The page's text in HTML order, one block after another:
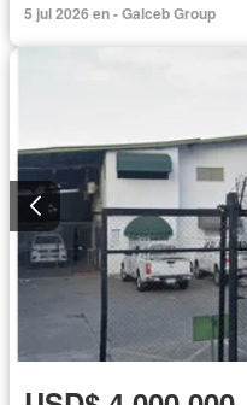
5 jul 2026 en - Galceb Group